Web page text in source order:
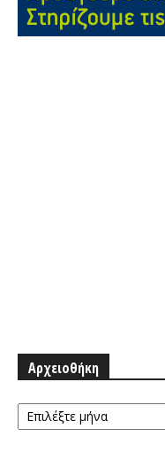
Αρχειοθήκη
Αρχειοθήκη